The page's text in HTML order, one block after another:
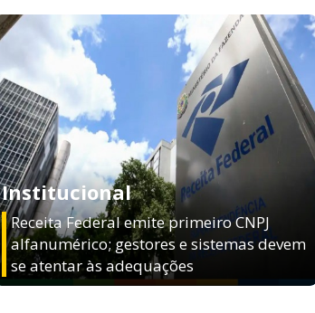
Institucional
Receita Federal emite primeiro CNPJ
alfanumérico; gestores e sistemas devem
se atentar às adequações